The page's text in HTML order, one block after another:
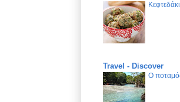
Travel - Discover
Ο